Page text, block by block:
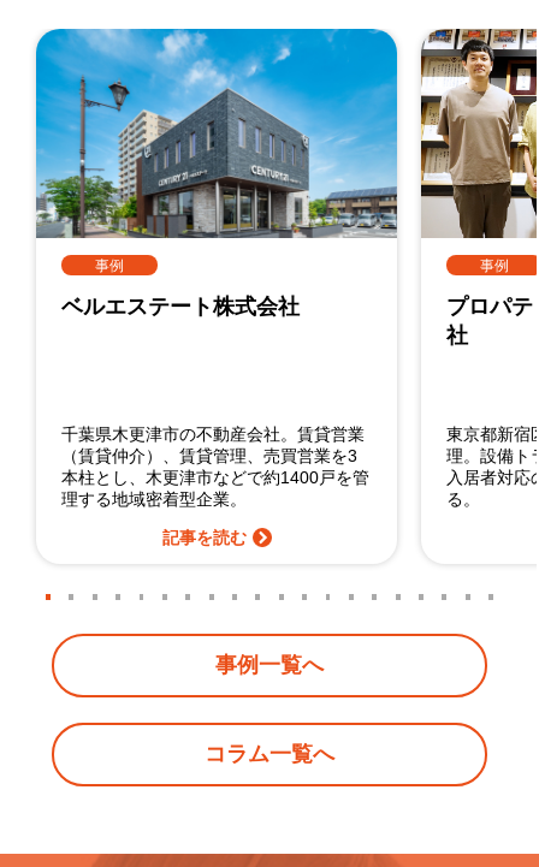
事例
ベルエステート株式会社
千葉県木更津市の不動産会社。賃貸営業
（賃貸仲介）、賃貸管理、売買営業を3
本柱とし、木更津市などで約1400戸を管
理する地域密着型企業。
記事を読む
事例
プロパ
社
東京都新宿
理。設備ト
入居者対応
る。
事例一覧へ
コラム一覧へ